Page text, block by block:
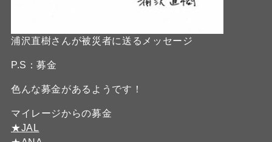
浦沢直樹さんが被災者に送るメッセージ
P.S：募金
色んな募金があるようです！
マイレージからの募金
★JAL